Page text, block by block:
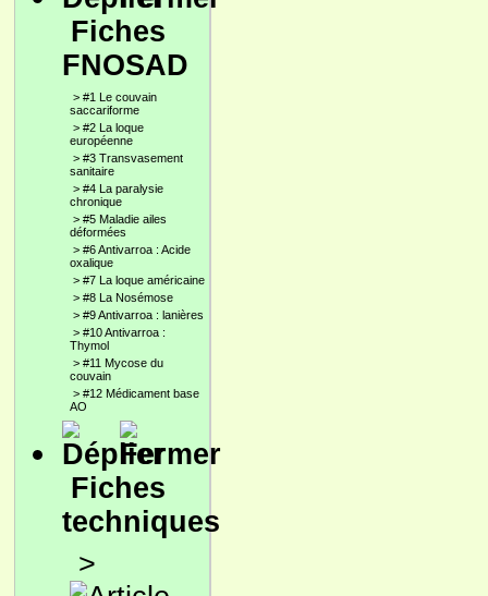
Fiches
FNOSAD
> #1 Le couvain
saccariforme
> #2 La loque
européenne
> #3 Transvasement
sanitaire
> #4 La paralysie
chronique
> #5 Maladie ailes
déformées
> #6 Antivarroa : Acide
oxalique
> #7 La loque américaine
> #8 La Nosémose
> #9 Antivarroa : lanières
> #10 Antivarroa :
Thymol
> #11 Mycose du
couvain
> #12 Médicament base
AO
Fiches
techniques
>